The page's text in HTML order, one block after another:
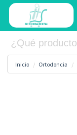
Inicio Ortodoncia